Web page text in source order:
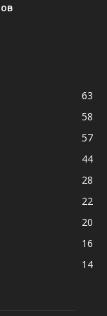
63
58
57
44
28
22
20
16
14